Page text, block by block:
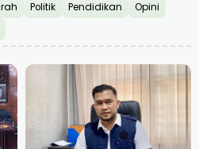
Politik Pendidikan
Opini